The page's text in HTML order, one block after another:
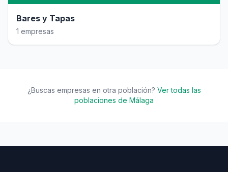
Bares y Tapas
1 empresas
¿Buscas empresas en otra población? Ver todas las
poblaciones de Málaga